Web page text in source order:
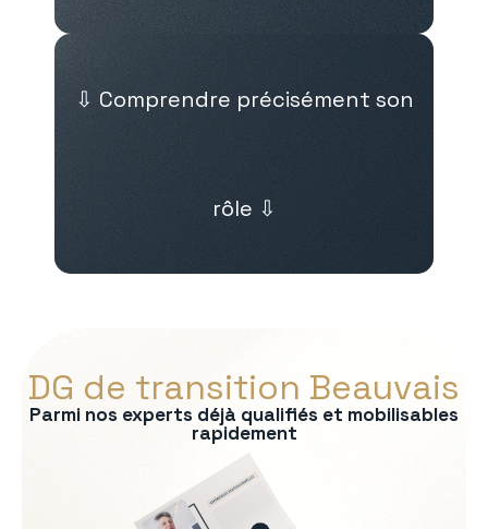
⇩ Comprendre précisément son
rôle ⇩
DG de transition Beauvais
Parmi nos experts déjà qualifiés et mobilisables
rapidement